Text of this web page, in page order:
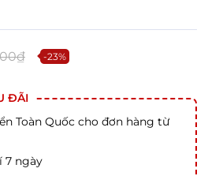
-23%
ĐÃI
Toàn Quốc cho đơn hàng từ
7 ngày